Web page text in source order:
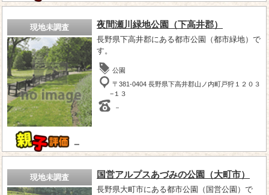
現地未調査
－
夜間瀬川緑地公園（下高井郡）
長野県下高井郡にある都市公園（都市緑地）で
す。
公園
〒381-0404 長野県下高井郡山ノ内町戸狩１２０３
−１３
－
現地未調査 国営アルプスあづみの公園（大町市）
長野県大町市にある都市公園（国営公園）で